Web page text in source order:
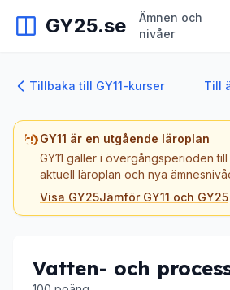
GY25.se
Ämnen och
nivåer
Tillbaka till GY11-kurser Till
GY11 är en utgående läroplan
GY11 gäller i övergångsperioden
aktuell läroplan och nya
Visa GY25Jämför GY11 och GY25
Vatten- och